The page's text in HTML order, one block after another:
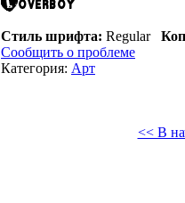
Стиль шрифта: Regular
Сообщить о проблеме
Категория: Арт
<< В